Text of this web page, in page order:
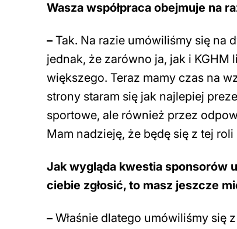
Wasza współpraca obejmuje na
– Tak. Na razie umówiliśmy się na
jednak, że zarówno ja, jak i
większego. Teraz mamy czas na
strony staram się jak najlepiej
sportowe, ale również przez
Mam nadzieję, że będę się z tej
Jak wygląda kwestia sponsorów
ciebie zgłosić, to masz jeszcze
– Właśnie dlatego umówiliśmy się